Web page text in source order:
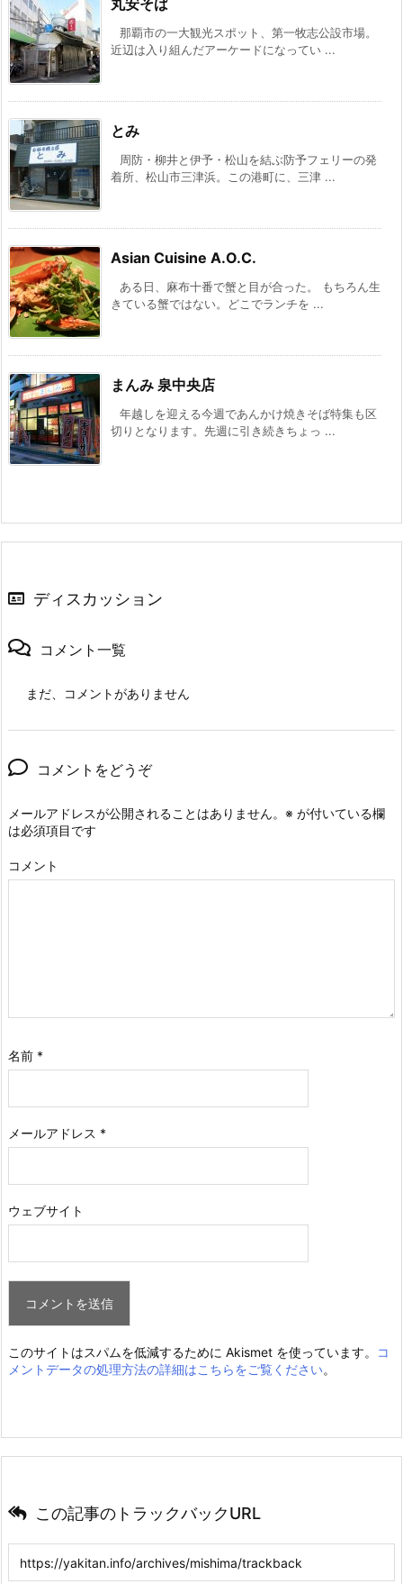
那覇市の一大観光スポット、第一牧志公設市場。
近辺は入り組んだアーケードになってい ...
とみ
周防・柳井と伊予・松山を結ぶ防予フェリーの発
着所、松山市三津浜。この港町に、三津 ...
Asian Cuisine A.O.C.
ある日、麻布十番で蟹と目が合った。 もちろん生
きている蟹ではない。どこでランチを ...
まんみ 泉中央店
年越しを迎える今週であんかけ焼きそば特集も区
切りとなります。先週に引き続きちょっ ...
ディスカッション
コメント一覧
まだ、コメントがありません
コメントをどうぞ
メールアドレスが公開されることはありません。 ※ が付いている欄
は必須項目です
コメント
名前 *
メールアドレス *
ウェブサイト
このサイトはスパムを低減するために Akismet を使っています。
コ
メントデータの処理方法の詳細はこちらをご覧ください。
この記事のトラックバックURL